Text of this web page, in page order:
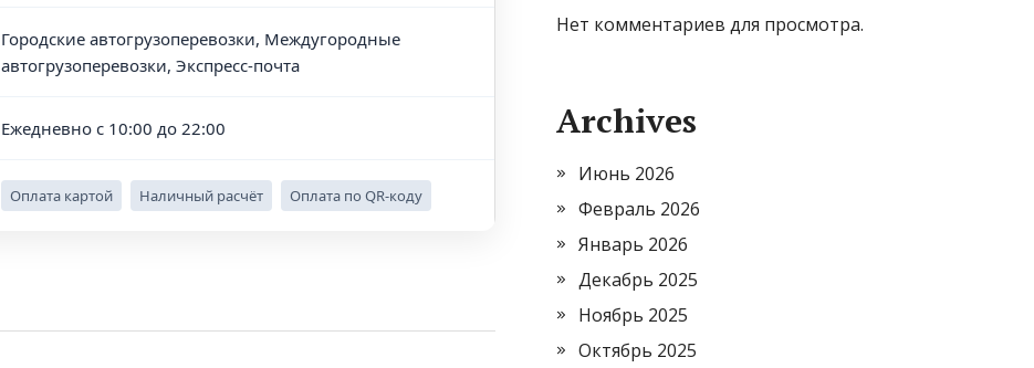
Городские автогрузоперевозки, Междугородные
автогрузоперевозки, Экспресс-почта
Ежедневно с 10:00 до 22:00
Оплата картой Наличный расчёт Оплата по QR-коду
Нет комментариев для просмотра.
Archives
Июнь 2026
Февраль 2026
Январь 2026
Декабрь 2025
Ноябрь 2025
Октябрь 2025